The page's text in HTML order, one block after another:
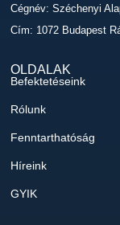
Cégnév: Széchenyi
Cím: 1072 Budapest
OLDALAK
Befektetéseink
Rólunk
Fenntarthatóság
Híreink
GYIK